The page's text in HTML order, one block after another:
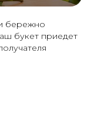
бережно
букет приедет